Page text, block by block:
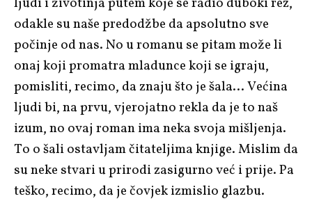
odakle su naše predodžbe da apsolutno sve
počinje od nas. No u romanu se pitam može li
onaj koji promatra mladunce koji se igraju,
pomisliti, recimo, da znaju što je šala… Većina
ljudi bi, na prvu, vjerojatno rekla da je to naš
izum, no ovaj roman ima neka svoja mišljenja.
To o šali ostavljam čitateljima knjige. Mislim da
su neke stvari u prirodi zasigurno već i prije. Pa
teško, recimo, da je čovjek izmislio glazbu.